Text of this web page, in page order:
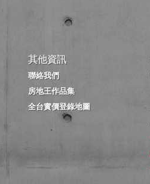
其他資訊
聯絡我們
房地王作品集
全台實價登錄地圖